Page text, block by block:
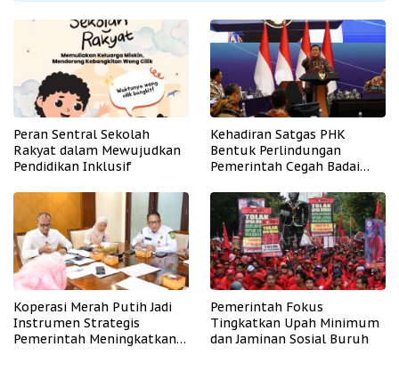
Peran Sentral Sekolah
Rakyat dalam Mewujudkan
Pendidikan Inklusif
Kehadiran Satgas PHK
Bentuk Perlindungan
Pemerintah Cegah Badai
Koperasi Merah Putih Jadi
Instrumen Strategis
Pemerintah Meningkatkan
Pemerintah Fokus
Tingkatkan Upah Minimum
dan Jaminan Sosial Buruh